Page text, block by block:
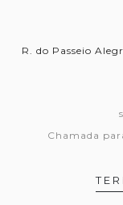
R. do Passeio
Chamada